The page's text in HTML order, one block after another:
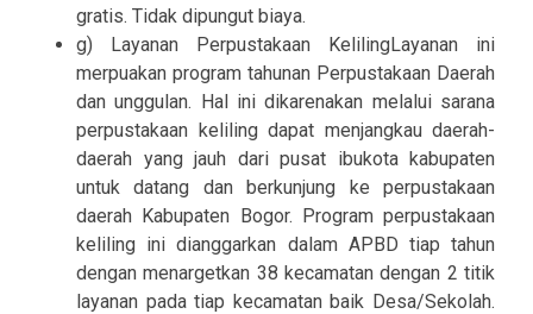
gratis. Tidak dipungut biaya.
g) Layanan Perpustakaan KelilingLayanan ini
merpuakan program tahunan Perpustakaan Daerah
dan unggulan. Hal ini dikarenakan melalui sarana
perpustakaan keliling dapat menjangkau daerah-
daerah yang jauh dari pusat ibukota kabupaten
untuk datang dan berkunjung ke perpustakaan
daerah Kabupaten Bogor. Program perpustakaan
keliling ini dianggarkan dalam APBD tiap tahun
dengan menargetkan 38 kecamatan dengan 2 titik
layanan pada tiap kecamatan baik Desa/Sekolah.